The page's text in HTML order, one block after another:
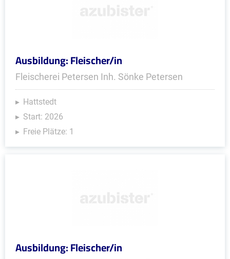
Ausbildung: Fleischer/in
Fleischerei Petersen Inh. Sönke Petersen
Hattstedt
Start: 2026
Freie Plätze: 1
Ausbildung: Fleischer/in